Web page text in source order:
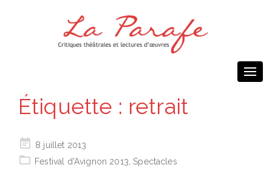
Étiquette : retrait
Posted
on
8 juillet 2013
Festival d'Avignon 2013 Spectacles